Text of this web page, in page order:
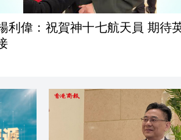
利偉：祝賀神十七航天員 期待